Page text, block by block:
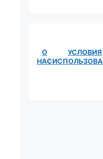
О
НАС
УСЛОВИЯ